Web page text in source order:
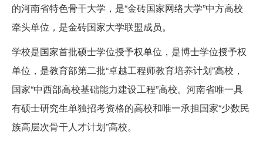
的河南省特色骨干大学，是“金砖国家网络大学”中方高校
牵头单位，是金砖国家大学联盟成员。
学校是国家首批硕士学位授予权单位，是博士学位授予权
单位，是教育部第二批“卓越工程师教育培养计划”高校，
国家“中西部高校基础能力建设工程”高校。河南省唯一具
有硕士研究生单独招考资格的高校和唯一承担国家“少数民
族高层次骨干人才计划”高校。